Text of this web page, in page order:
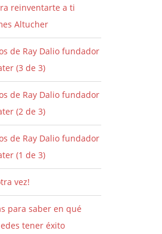
reinventarte a ti
Altucher
de Ray Dalio fundador
(3 de 3)
de Ray Dalio fundador
(2 de 3)
de Ray Dalio fundador
(1 de 3)
vez!
para saber en qué
tener éxito